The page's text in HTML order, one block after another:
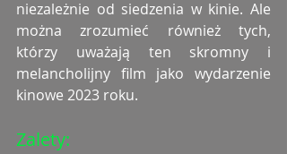
niezależnie od siedzenia w kinie. Ale
można zrozumieć również tych,
którzy uważają ten skromny i
melancholijny film jako wydarzenie
kinowe 2023 roku.
Zalety: